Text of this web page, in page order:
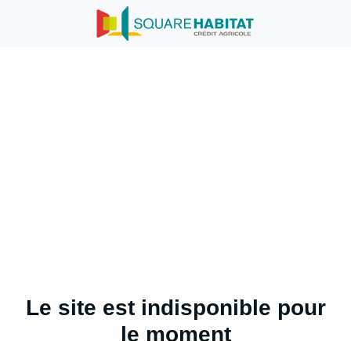
Le site est indisponible pour
le moment